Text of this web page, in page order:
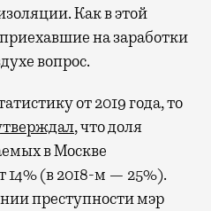
Как в этой
на заработки
вопрос.
от 2019 года, то
, что доля
в Москве
14% (в 2018-м — 25%).
преступности мэр